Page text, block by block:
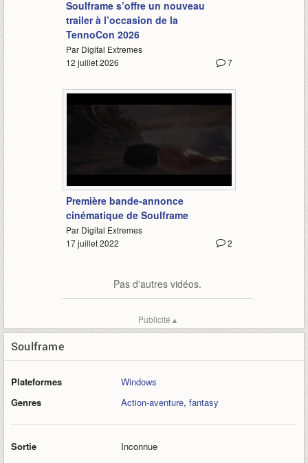
Soulframe s’offre un nouveau
trailer à l’occasion de la
TennoCon 2026
Par Digital Extremes
7
12 juillet 2026
Première bande-annonce
cinématique de Soulframe
Par Digital Extremes
2
17 juillet 2022
Pas d'autres vidéos.
Publicité ▴
Soulframe
Plateformes
Windows
Genres
Action-aventure, fantasy
Sortie Inconnue